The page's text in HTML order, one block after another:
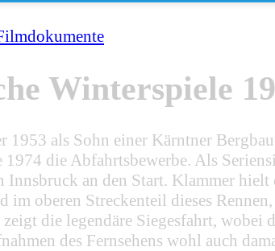
Winterspiele
1953 als Sohn einer Kärntner
1974 die Abfahrtsbewerbe. Als
an den Start. Klammer hielt
im oberen Streckenteil dieses
die legendäre Siegesfahrt,
des Fernsehens wohl auch